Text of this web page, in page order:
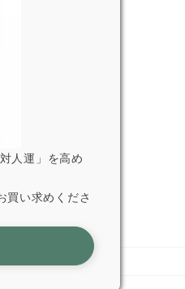
人運」を高め
買い求めくださ